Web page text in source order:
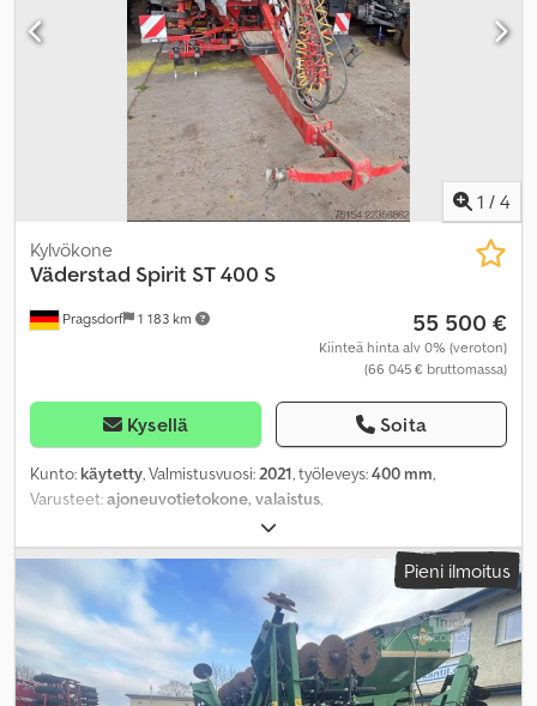
1 / 4
Pragsdorf 1 183 km
Kylvökone
Väderstad Spirit ST 400 S
55 500 €
Kiinteä hinta alv 0% (veroton)
(66 045 € bruttomassa)
Kysellä Soita
Kunto: käytetty, Valmistusvuosi:2021, työleveys:400 mm,
Varusteet:ajoneuvotietokone, valaistus,
Pieni ilmoitus